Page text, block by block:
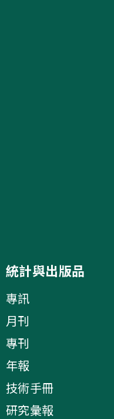
統計與出版品
專訊
月刊
專刊
年報
技術手冊
研究彙報